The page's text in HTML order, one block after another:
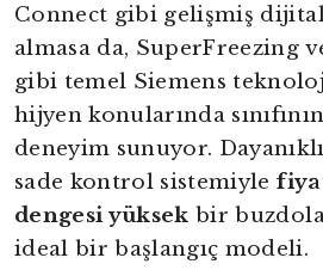
Connect gibi gelişmiş
almasa da, SuperFreezing
gibi temel Siemens
hijyen konularında
deneyim sunuyor.
sade kontrol sistemiyle
dengesi yüksek bir
ideal bir başlangıç modeli.